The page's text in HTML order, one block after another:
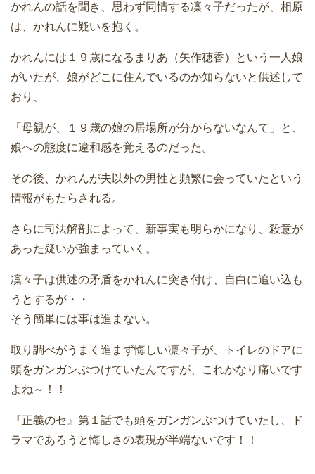
かれんの話を聞き、思わず同情する凜々子だったが、相原
は、かれんに疑いを抱く。
かれんには１９歳になるまりあ（矢作穂香）という一人娘
がいたが、娘がどこに住んでいるのか知らないと供述して
おり、
「母親が、１９歳の娘の居場所が分からないなんて」と、
娘への態度に違和感を覚えるのだった。
その後、かれんが夫以外の男性と頻繁に会っていたという
情報がもたらされる。
さらに司法解剖によって、新事実も明らかになり、殺意が
あった疑いが強まっていく。
凜々子は供述の矛盾をかれんに突き付け、自白に追い込も
うとするが・・
そう簡単には事は進まない。
取り調べがうまく進まず悔しい凛々子が、トイレのドアに
頭をガンガンぶつけていたんですが、これかなり痛いです
よね～！！
『正義のセ』第１話でも頭をガンガンぶつけていたし、ド
ラマであろうと悔しさの表現が半端ないです！！